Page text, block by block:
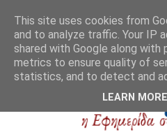
This site uses cookies from
and to analyze traffic. Your IP
shared with Google along with
metrics to ensure quality of
statistics, and to detect and
LEARN MORE